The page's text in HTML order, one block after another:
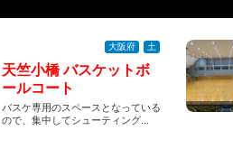
大阪府 土
天竺小橋 バスケットボ
ールコート
バスケ専用のスペースとなっている
ので、集中してシューティング...